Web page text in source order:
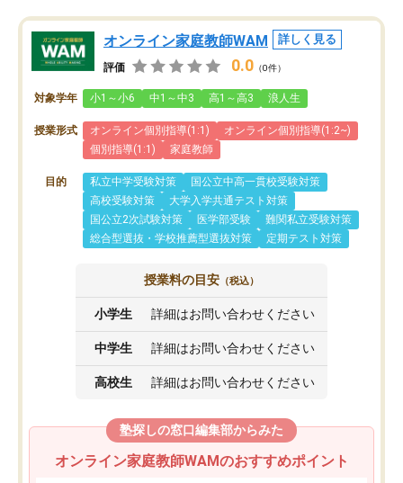
オンライン家庭教師WAM 詳しく見る
評価 0.0 （0件）
対象学年 小1～小6 中1～中3 高1～高3 浪人生
授業形式 オンライン個別指導(1:1)
オンライン個別指導(1:2~)
個別指導(1:1)
家庭教師
目的 私立中学受験対策
国公立中高一貫校受験対策
高校受験対策
大学入学共通テスト対策
国公立2次試験対策
医学部受験
難関私立受験対策
総合型選抜・学校推薦型選抜対策
定期テスト対策
授業料の目安 （税込）
小学生 詳細はお問い合わせください
中学生 詳細はお問い合わせください
高校生 詳細はお問い合わせください
塾探しの窓口編集部からみた
オンライン家庭教師WAMのおすすめポイント